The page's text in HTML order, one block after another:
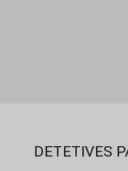
DETETIVES